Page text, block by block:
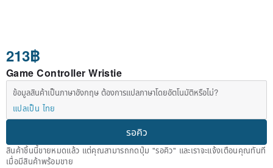
213฿
Game Controller Wristie
ข้อมูลสินค้าเป็นภาษาอังกฤษ ต้องการแปลภาษาโดยอัตโนมัติหรือไม่?
แปลเป็น ไทย
รอคิว
สินค้าชิ้นนี้ขายหมดแล้ว แต่คุณสามารถกดปุ่ม "รอคิว" และเราจะแจ้งเตือนคุณทันที
เมื่อมีสินค้าพร้อมขาย